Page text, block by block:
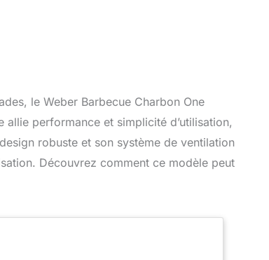
le Weber Barbecue Charbon One
performance et simplicité d’utilisation,
robuste et son système de ventilation
Découvrez comment ce modèle peut